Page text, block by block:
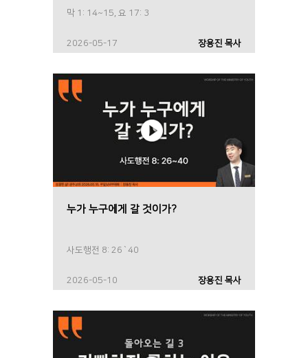
막 1: 14~15, 요 17: 3
2026-05-17 장용진 목사
누가 누구에게 갈 것이가?
사도행전 8: 26`40
2026-05-10 장용진 목사